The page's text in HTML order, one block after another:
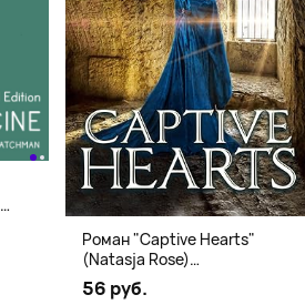
Роман "Captive Hearts"
(Natasja Rose)
Романтическое фэнтези
56 руб.